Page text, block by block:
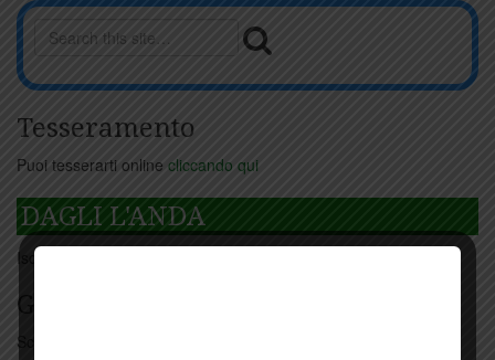
Tesseramento
Puoi tesserarti online cliccando qui
DAGLI L'ANDA
Iscriviti
Giorno per giorno a Carmignano
Scopri tutti gli eventi